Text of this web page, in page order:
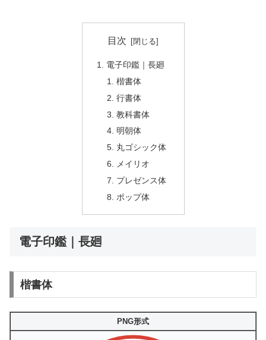
目次
電子印鑑｜長廻
楷書体
行書体
教科書体
明朝体
丸ゴシック体
メイリオ
プレゼンス体
ポップ体
電子印鑑｜長廻
楷書体
PNG形式